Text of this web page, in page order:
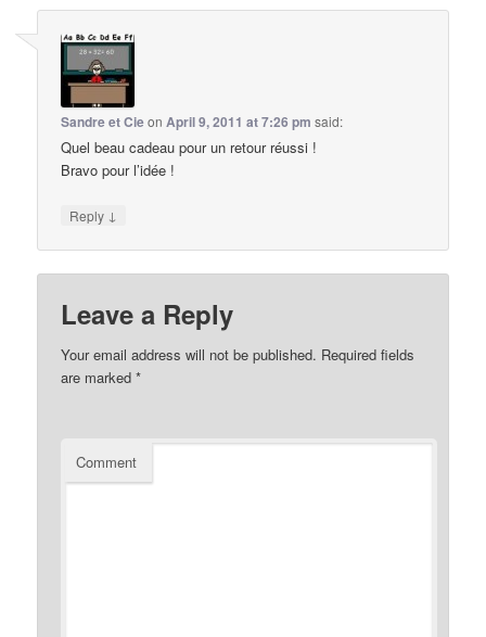
Sandre et Cieon April 9, 2011 at 7:26 pm said:
Quel beau cadeau pour un retour réussi !
Bravo pour l’idée !
Reply ↓
Leave a Reply
Your email address will not be published. Required fields
are marked*
Comment